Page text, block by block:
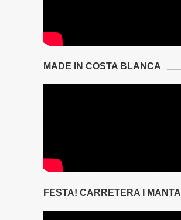
MADE IN COSTA BLANCA
FESTA! CARRETERA I MANTA